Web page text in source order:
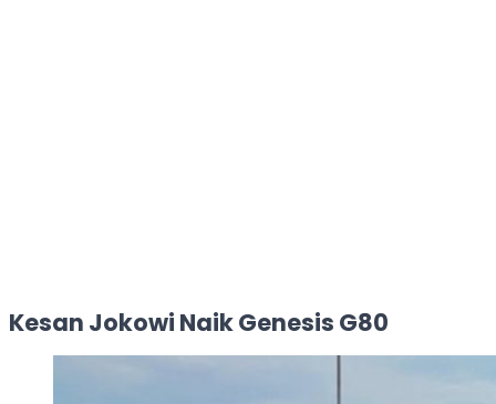
Kesan Jokowi Naik Genesis G80